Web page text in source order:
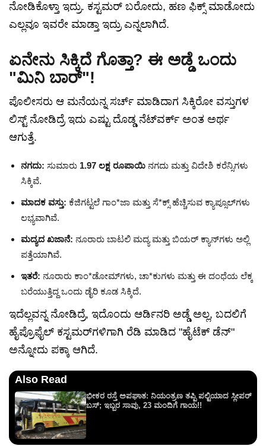
ನೋಡಿಕೊಳ್ತಾ ಇದ್ರು. ಕಸ್ಟಮರ್ ಬರೋದು, ಹಣ ಫಿಕ್ಸ್ ಮಾಡೋದು
ಎಲ್ಲವೂ ಇವರೇ ಮಾಡ್ತಾ ಇದ್ರು ಎನ್ನಲಾಗಿದೆ.
ಏನೇನು ಸಿಕ್ಕಿದೆ ಗೊತ್ತಾ? ಈ ಅಡ್ಡೆ ಒಂದು
"ಮಿನಿ ಬಾರ್"!
ಪೊಲೀಸರು ಆ ಮನೆಯನ್ನ ಸರ್ಚ್ ಮಾಡಿದಾಗ ಸಿಕ್ಕಿರೋ ವಸ್ತುಗಳ
ಲಿಸ್ಟ್ ನೋಡಿದ್ರೆ ಇದು ಎಷ್ಟು ದೊಡ್ಡ ನೆಟ್‌ವರ್ಕ್ ಅಂತ ಅರ್ಥ
ಆಗುತ್ತೆ.
ನಗದು: ಸುಮಾರು 1.97 ಲಕ್ಷ ರೂಪಾಯಿ ನಗದು ಮತ್ತು ವಿದೇಶಿ ಕರೆನ್ಸಿಗಳು
ಸಿಕ್ಕಿವೆ.
ಮಾದಕ ವಸ್ತು: ಕೆಜಿಗಟ್ಟಲೆ ಗಾಂ*ಜಾ ಮತ್ತು ಸೆ*ಕ್ಸ್ ಹೆಚ್ಚಿಸುವ ಕ್ಯಾಪ್ಸೂಲ್‌ಗಳು
ಲಭ್ಯವಾಗಿವೆ.
ಮದ್ಯದ ಖಜಾನೆ: ನೂರಾರು ಬಾಟಲಿ ಮದ್ಯ ಮತ್ತು ಬಿಯರ್ ಕ್ಯಾನ್‌ಗಳು ಅಲ್ಲಿ
ಪತ್ತೆಯಾಗಿವೆ.
ಇತರೆ: ನೂರಾರು ಕಾಂ*ಡೋಮ್‌ಗಳು, ಚಾ*ಕುಗಳು ಮತ್ತು ಈ ದಂಧೆಯ ಲೆಕ್ಕ
ಬರೆಯುತ್ತಿದ್ದ ಒಂದು ಡೈರಿ ಕೂಡ ಸಿಕ್ಕಿದೆ.
ಇದೆಲ್ಲವನ್ನ ನೋಡಿದ್ರೆ, ಇದೊಂದು ಆರ್ಡಿನರಿ ಅಡ್ಡೆ ಅಲ್ಲ, ಬದಲಿಗೆ
ಹೈಪ್ರೊಫೈಲ್ ಕಸ್ಟಮರ್‌ಗಳಿಗಾಗಿ ರೆಡಿ ಮಾಡಿದ "ಹೈಟೆಕ್ ಡೆನ್"
ಅನ್ನೋದು ಪಕ್ಕಾ ಆಗಿದೆ.
Also Read
ಭೀಕರ ರಸ್ತೆ ಅಪಘಾತ: ನಿಯಂತ್ರಣ ತಪ್ಪಿ ಪಲ್ಟಿಯಾದ ಸ್ಲೀಪರ್
ಬಸ್; ಇಬ್ಬರ ಸಾವು, 23 ಮಂದಿಗೆ ಗಾಯ!!